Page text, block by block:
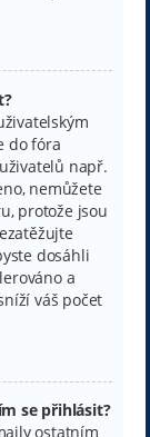
do fóra
např.
nemůžete
protože jsou
dosáhli
a
váš počet
se přihlásit?
ostatním